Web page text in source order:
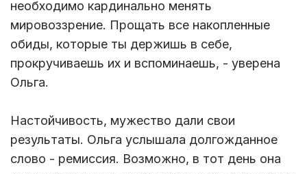
необходимо кардинально менять
мировоззрение. Прощать все накопленные
обиды, которые ты держишь в себе,
прокручиваешь их и вспоминаешь, - уверена
Ольга.
Настойчивость, мужество дали свои
результаты. Ольга услышала долгожданное
слово - ремиссия. Возможно, в тот день она